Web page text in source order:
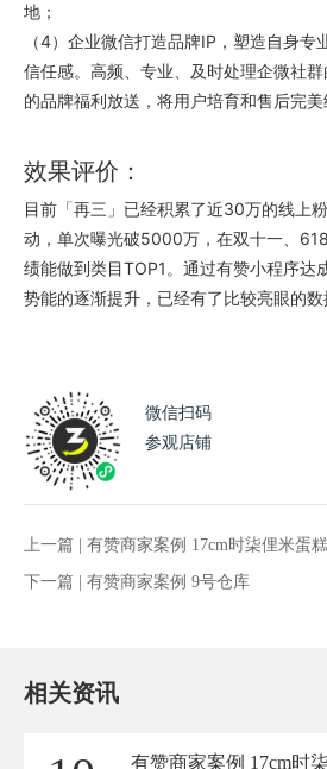
地；
（4）企业微信打造品牌IP，塑造自身专
信任感。高频、专业、及时处理企微社
的品牌福利放送，将用户培育和售后完美
效果评价：
目前「再三」已经积累了近30万的线上
动，单次曝光破5000万，在双十一、
绩能做到类目TOP1。通过有赞小程序达
势能的逐渐提升，已经有了比较亮眼的数
微信扫码
参观店铺
上一篇 | 有赞商家案例 17cm时柒俚米蛋
下一篇 | 有赞商家案例 9号仓库
相关资讯